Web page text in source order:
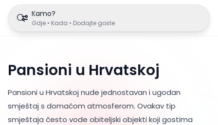
Kamo?
Gdje • Kada • Dodajte goste
Pansioni u Hrvatskoj
Pansioni u Hrvatskoj nude jednostavan i ugodan
smještaj s domaćom atmosferom. Ovakav tip
smještaja često vode obiteljski objekti koji gostima